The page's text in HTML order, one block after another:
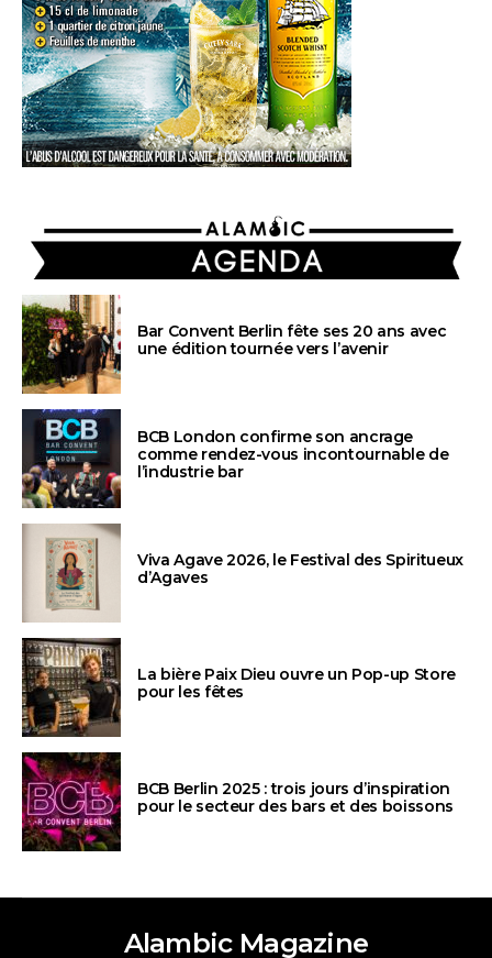
AGENDA
Bar Convent Berlin fête ses 20 ans avec
une édition tournée vers l’avenir
BCB London confirme son ancrage
comme rendez-vous incontournable de
l’industrie bar
Viva Agave 2026, le Festival des Spiritueux
d’Agaves
La bière Paix Dieu ouvre un Pop-up Store
pour les fêtes
BCB Berlin 2025 : trois jours d’inspiration
pour le secteur des bars et des boissons
Alambic Magazine